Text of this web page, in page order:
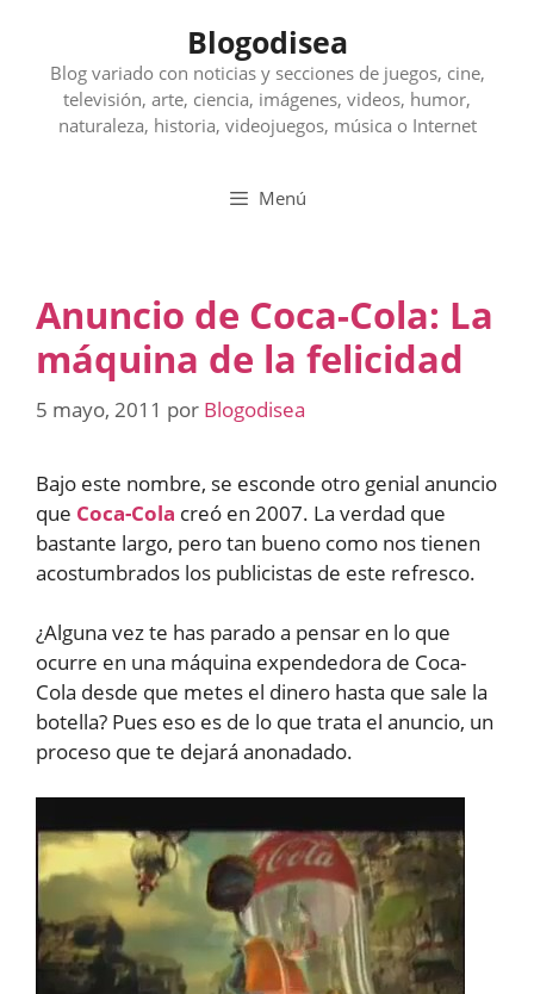
contenido
Blogodisea
Blog variado con noticias y secciones de juegos, cine,
televisión, arte, ciencia, imágenes, videos, humor,
naturaleza, historia, videojuegos, música o Internet
Menú
Anuncio de Coca-Cola: La
máquina de la felicidad
5 mayo, 2011 por Blogodisea
Bajo este nombre, se esconde otro genial anuncio
que Coca-Cola creó en 2007. La verdad que
bastante largo, pero tan bueno como nos tienen
acostumbrados los publicistas de este refresco.
¿Alguna vez te has parado a pensar en lo que
ocurre en una máquina expendedora de Coca-
Cola desde que metes el dinero hasta que sale la
botella? Pues eso es de lo que trata el anuncio, un
proceso que te dejará anonadado.